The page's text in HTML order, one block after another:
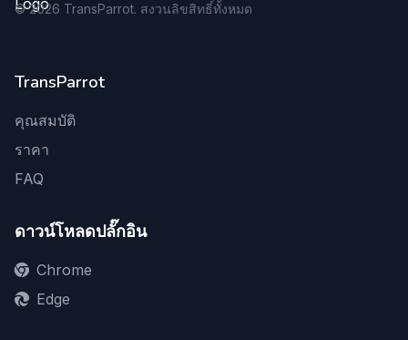
©2026 TransParrot. สงวนลิขสิทธิ์ทั้งหมด
TransParrot
คุณสมบัติ
ราคา
FAQ
ดาวน์โหลดปลั๊กอิน
Chrome
Edge